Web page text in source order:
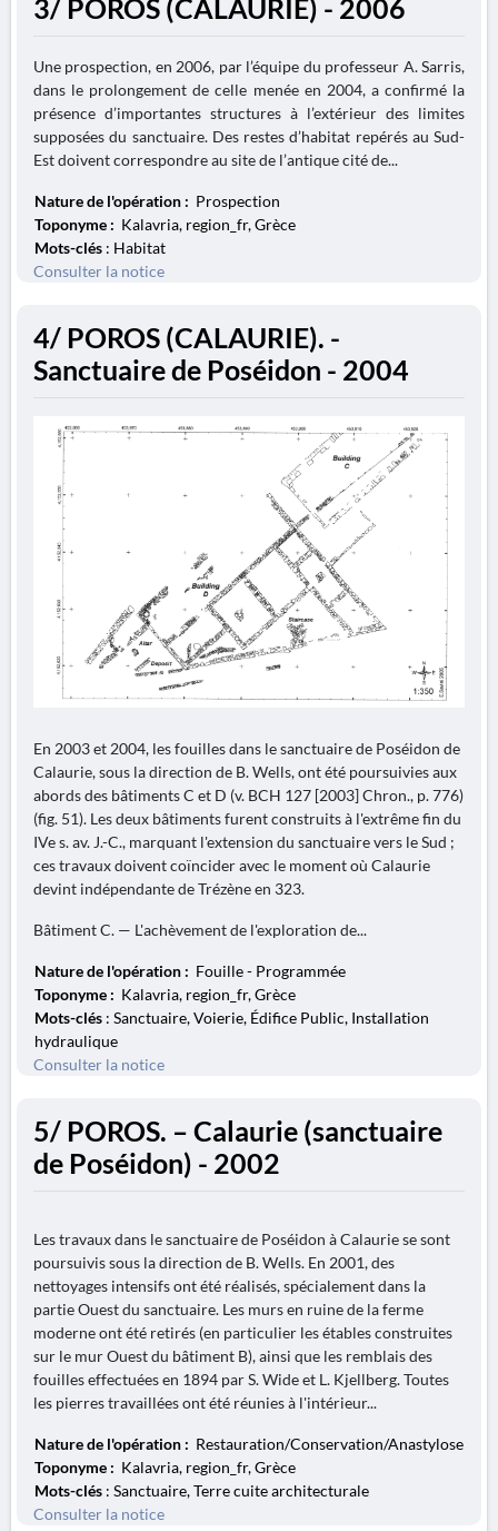
3/ POROS (CALAURIE) - 2006
Une prospection, en 2006, par l’équipe du professeur A. Sarris,
dans le prolongement de celle menée en 2004, a confirmé la
présence d’importantes structures à l’extérieur des limites
supposées du sanctuaire. Des restes d’habitat repérés au Sud-
Est doivent correspondre au site de l’antique cité de...
Nature de l'opération : Prospection
Toponyme : Kalavria, region_fr, Grèce
Mots-clés : Habitat
Consulter la notice
4/ POROS (CALAURIE). -
Sanctuaire de Poséidon - 2004
En 2003 et 2004, les fouilles dans le sanctuaire de Poséidon de
Calaurie, sous la direction de B. Wells, ont été poursuivies aux
abords des bâtiments C et D (v. BCH 127 [2003] Chron., p. 776)
(fig. 51). Les deux bâtiments furent construits à l'extrême fin du
IVe s. av. J.-C., marquant l'extension du sanctuaire vers le Sud ;
ces travaux doivent coïncider avec le moment où Calaurie
devint indépendante de Trézène en 323.
Bâtiment C. — L'achèvement de l'exploration de...
Nature de l'opération : Fouille - Programmée
Toponyme : Kalavria, region_fr, Grèce
Mots-clés : Sanctuaire, Voierie, Édifice Public, Installation
hydraulique
Consulter la notice
5/ POROS. – Calaurie (sanctuaire
de Poséidon) - 2002
Les travaux dans le sanctuaire de Poséidon à Calaurie se sont
poursuivis sous la direction de B. Wells. En 2001, des
nettoyages intensifs ont été réalisés, spécialement dans la
partie Ouest du sanctuaire. Les murs en ruine de la ferme
moderne ont été retirés (en particulier les étables construites
sur le mur Ouest du bâtiment B), ainsi que les remblais des
fouilles effectuées en 1894 par S. Wide et L. Kjellberg. Toutes
les pierres travaillées ont été réunies à l'intérieur...
Nature de l'opération : Restauration/Conservation/Anastylose
Toponyme : Kalavria, region_fr, Grèce
Mots-clés : Sanctuaire, Terre cuite architecturale
Consulter la notice